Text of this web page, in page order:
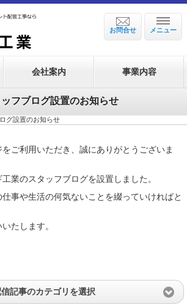
メニュー
お問合せ
会社案内 事業内容
ッフブログ設置のお知らせ
グ設置のお知らせ
ご利用いただき、誠にありがとうございま
業のスタッフブログを設置しました。
事や生活の何気ないことを綴っていければと
たします。
記事のカテゴリを選択